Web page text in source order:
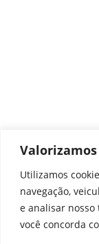
Utilizamos
navegação,
e analisar nosso
você concorda
NOTÍCIAS